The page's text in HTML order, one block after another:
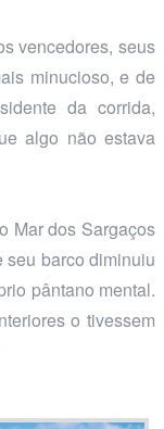
vencedores, seus
minucioso, e de
da corrida,
algo não estava
Mar dos Sargaços
barco diminuiu
pântano mental.
o tivessem